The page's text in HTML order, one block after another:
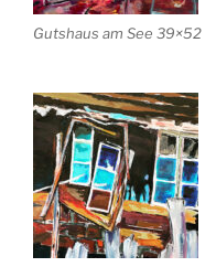
Gutshaus am See 39×52